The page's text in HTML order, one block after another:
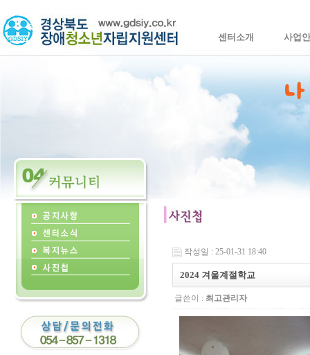
센터소개 사업
작성일 : 25-01-31 18:40
2024 겨울계절학교
글쓴이 : 최고관리자